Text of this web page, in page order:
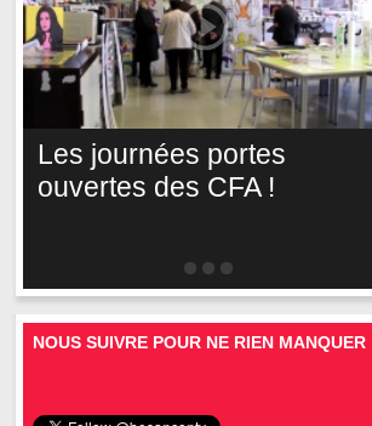
Les journées portes
ouvertes des CFA !
NOUS SUIVRE POUR NE RIEN MANQUER